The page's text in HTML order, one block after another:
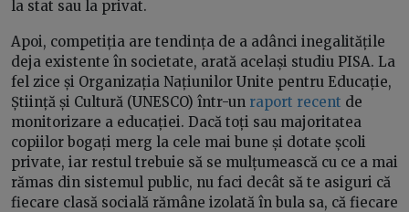
la stat sau la privat.
Apoi, competiția are tendința de a adânci inegalitățile
deja existente în societate, arată același studiu PISA. La
fel zice și Organizația Națiunilor Unite pentru Educație,
Știință și Cultură (UNESCO) într-un raport recent de
monitorizare a educației. Dacă toți sau majoritatea
copiilor bogați merg la cele mai bune și dotate școli
private, iar restul trebuie să se mulțumească cu ce a mai
rămas din sistemul public, nu faci decât să te asiguri că
fiecare clasă socială rămâne izolată în bula sa, că fiecare